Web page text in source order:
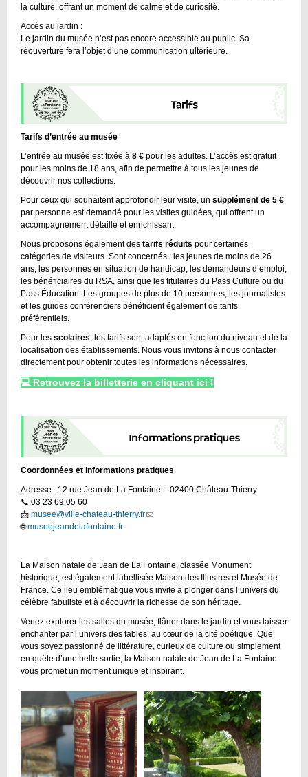
la culture, offrant un moment de calme et de curiosité.
Accès au jardin :
Le jardin du musée n’est pas encore accessible au public. Sa
réouverture fera l’objet d’une communication ultérieure.
Tarifs d’entrée au musée
L’entrée au musée est fixée à 8 € pour les adultes. L’accès est gratuit
pour les moins de 18 ans, afin de permettre à tous les jeunes de
découvrir nos collections.
Pour ceux qui souhaitent approfondir leur visite, un supplément de 5 €
par personne est demandé pour les visites guidées, qui offrent un
accompagnement détaillé et enrichissant.
Nous proposons également des tarifs réduits pour certaines
catégories de visiteurs. Sont concernés : les jeunes de moins de 26
ans, les personnes en situation de handicap, les demandeurs d’emploi,
les bénéficiaires du RSA, ainsi que les titulaires du Pass Culture ou du
Pass Éducation. Les groupes de plus de 10 personnes, les journalistes
et les guides conférenciers bénéficient également de tarifs
préférentiels.
Pour les scolaires, les tarifs sont adaptés en fonction du niveau et de la
localisation des établissements. Nous vous invitons à nous contacter
directement pour obtenir toutes les informations nécessaires.
💻 Retrouvez la billetterie en cliquant ici !
Coordonnées et informations pratiques
Adresse : 12 rue Jean de La Fontaine – 02400 Château-Thierry
📞 03 23 69 05 60
📩 musee@ville-chateau-thierry.fr(link
🌐museejeandelafontaine.fr
La Maison natale de Jean de La Fontaine, classée Monument
historique, est également labellisée Maison des Illustres et Musée de
France. Ce lieu emblématique vous invite à plonger dans l’univers du
célèbre fabuliste et à découvrir la richesse de son héritage.
Venez explorer les salles du musée, flâner dans le jardin et vous laisser
enchanter par l’univers des fables, au cœur de la cité poétique. Que
vous soyez passionné de littérature, curieux de culture ou simplement
en quête d’une belle sortie, la Maison natale de Jean de La Fontaine
vous promet un moment unique et inspirant.